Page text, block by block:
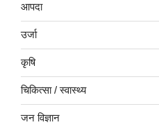
आपदा
उर्जा
कृषि
चिकित्सा / स्वास्थ्य
जन विज्ञान